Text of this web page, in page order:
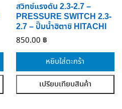
สวิทช์แรงดัน 2.3-2.7 –
PRESSURE SWITCH 2.3-
2.7 – ปั๊มน้ำฮิตาชิ HITACHI
850.00 ฿
หยิบใส่ตะกร้า
เปรียบเทียบสินค้า